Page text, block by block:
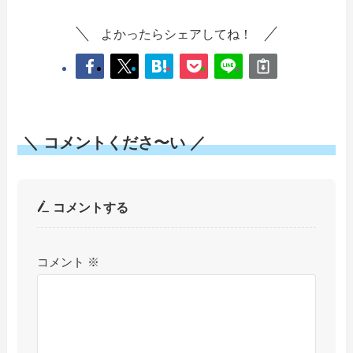
よかったらシェアしてね！
＼ コメントくださ〜い ／
コメントする
コメント ※